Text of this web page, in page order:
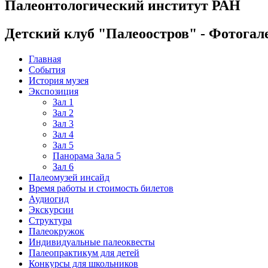
Палеонтологический институт РАН
Детский клуб "Палеоостров" -
Главная
События
История музея
Экспозиция
Зал 1
Зал 2
Зал 3
Зал 4
Зал 5
Панорама Зала 5
Зал 6
Палеомузей инсайд
Время работы и стоимость билетов
Аудиогид
Экскурсии
Структура
Палеокружок
Индивидуальные палеоквесты
Палеопрактикум для детей
Конкурсы для школьников